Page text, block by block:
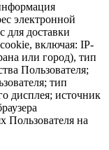
электронной
для доставки
включая: IP-
или город), тип
Пользователя;
тип
дисплея; источник
Пользователя на